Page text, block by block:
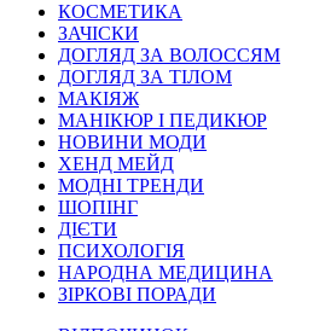
КОСМЕТИКА
ЗАЧІСКИ
ДОГЛЯД ЗА ВОЛОССЯМ
ДОГЛЯД ЗА ТІЛОМ
МАКІЯЖ
МАНІКЮР І ПЕДИКЮР
НОВИНИ МОДИ
ХЕНД МЕЙД
МОДНІ ТРЕНДИ
ШОПІНГ
ДІЄТИ
ПСИХОЛОГІЯ
НАРОДНА МЕДИЦИНА
ЗІРКОВІ ПОРАДИ